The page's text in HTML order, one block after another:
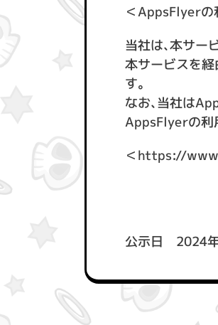
＜AppsFlyerの
当社は、本サ
本サービスを
す。
なお、当社は
AppsFlyerの利
＜https://
公示日 2024